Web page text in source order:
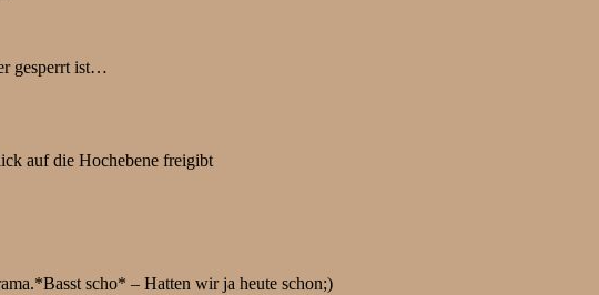
gesperrt ist…
auf die Hochebene freigibt
scho* – Hatten wir ja heute schon;)